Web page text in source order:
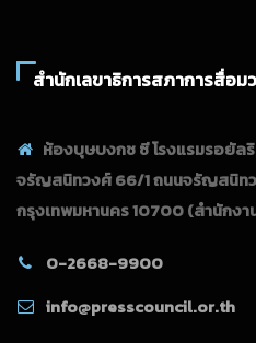
สำนักเลขาธิการสภาการสื่อ
ห้องบุษบงกช ซี โรงแรมรอยัลริ
จรัญสนิทวงศ์ 66/1 ถนนจรัญสนิท
กรุงเทพมหานคร 10700(สำนักงา
0-2668-9900
info@presscouncil.or.th